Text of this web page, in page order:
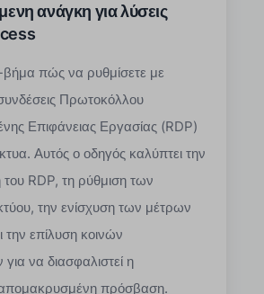
ανάγκη για λύσεις
πώς να ρυθμίσετε με
Πρωτοκόλλου
Επιφάνειας Εργασίας (RDP)
Αυτός ο οδηγός καλύπτει την
RDP, τη ρύθμιση των
την ενίσχυση των μέτρων
την επίλυση κοινών
να διασφαλιστεί η
πρόσβαση.